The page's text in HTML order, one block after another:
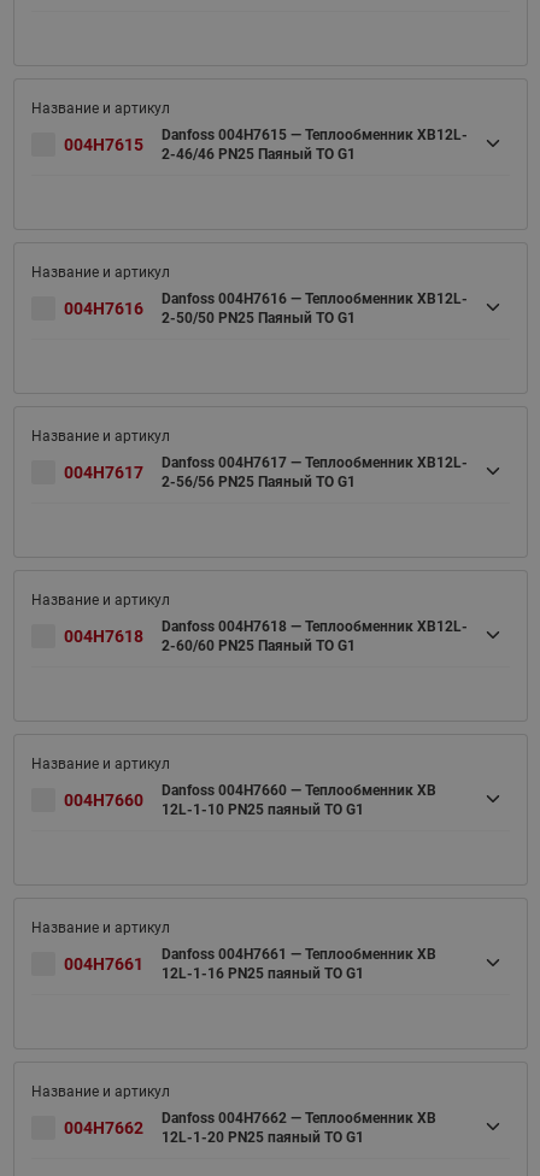
004H7615
Danfoss 004H7615 — Теплообменник XB12L-
2-46/46 PN25 Паяный ТО G1
004H7616
Danfoss 004H7616 — Теплообменник XB12L-
2-50/50 PN25 Паяный ТО G1
004H7617
Danfoss 004H7617 — Теплообменник XB12L-
2-56/56 PN25 Паяный ТО G1
004H7618
Danfoss 004H7618 — Теплообменник XB12L-
2-60/60 PN25 Паяный ТО G1
004H7660
Danfoss 004H7660 — Теплообменник XB
12L-1-10 PN25 паяный ТО G1
004H7661
Danfoss 004H7661 — Теплообменник XB
12L-1-16 PN25 паяный ТО G1
004H7662
Danfoss 004H7662 — Теплообменник XB
12L-1-20 PN25 паяный ТО G1